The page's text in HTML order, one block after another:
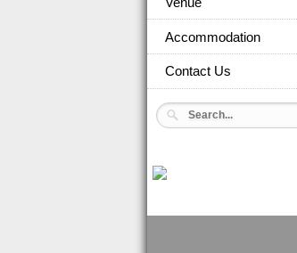
Accommodation
Contact Us